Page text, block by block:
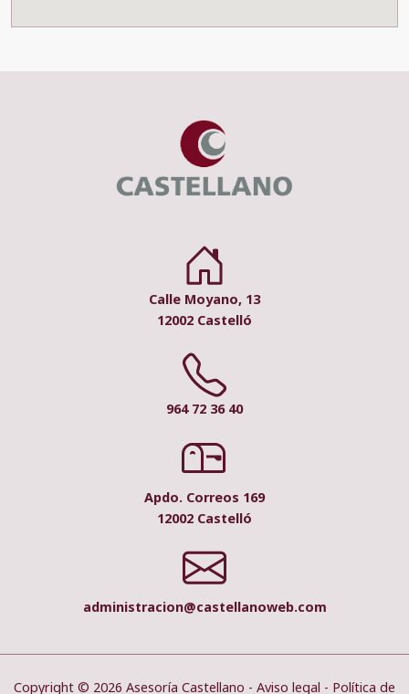
Calle Moyano, 13
12002 Castelló
964 72 36 40
Apdo. Correos 169
12002 Castelló
administracion@castellanoweb.com
Copyright © 2026 Asesoría Castellano - Aviso legal - Política de